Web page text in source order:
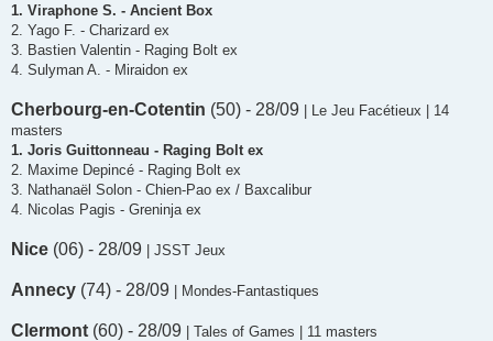
1. Viraphone S. - Ancient Box
2. Yago F. - Charizard ex
3. Bastien Valentin - Raging Bolt ex
4. Sulyman A. - Miraidon ex
Cherbourg-en-Cotentin (50) - 28/09 | Le Jeu Facétieux | 14
masters
1. Joris Guittonneau - Raging Bolt ex
2. Maxime Depincé - Raging Bolt ex
3. Nathanaël Solon - Chien-Pao ex / Baxcalibur
4. Nicolas Pagis - Greninja ex
Nice (06) - 28/09 | JSST Jeux
Annecy (74) - 28/09 | Mondes-Fantastiques
Clermont (60) - 28/09 | Tales of Games | 11 masters